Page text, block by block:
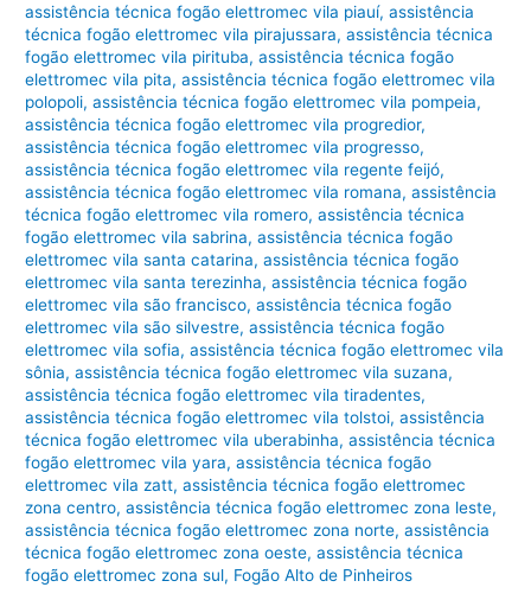
assistência técnica fogão elettromec vila piauí,assistência
técnica fogão elettromec vila pirajussara,assistência técnica
fogão elettromec vila pirituba,assistência técnica fogão
elettromec vila pita,assistência técnica fogão elettromec vila
polopoli,assistência técnica fogão elettromec vila pompeia,
assistência técnica fogão elettromec vila progredior,
assistência técnica fogão elettromec vila progresso,
assistência técnica fogão elettromec vila regente feijó,
assistência técnica fogão elettromec vila romana,assistência
técnica fogão elettromec vila romero,assistência técnica
fogão elettromec vila sabrina,assistência técnica fogão
elettromec vila santa catarina,assistência técnica fogão
elettromec vila santa terezinha,assistência técnica fogão
elettromec vila são francisco,assistência técnica fogão
elettromec vila são silvestre,assistência técnica fogão
elettromec vila sofia,assistência técnica fogão elettromec vila
sônia,assistência técnica fogão elettromec vila suzana,
assistência técnica fogão elettromec vila tiradentes,
assistência técnica fogão elettromec vila tolstoi,assistência
técnica fogão elettromec vila uberabinha,assistência técnica
fogão elettromec vila yara,assistência técnica fogão
elettromec vila zatt,assistência técnica fogão elettromec
zona centro,assistência técnica fogão elettromec zona leste,
assistência técnica fogão elettromec zona norte,assistência
técnica fogão elettromec zona oeste,assistência técnica
fogão elettromec zona sul, Fogão Alto de Pinheiros